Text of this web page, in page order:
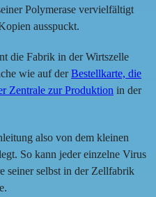
Polymerase vervielfältigt
ausspuckt.
die Fabrik in der Wirtszelle
wie auf derBestellkarte, die
Zentrale zur Produktion in der
also von dem kleinen
So kann jeder einzelne Virus
seiner selbst in der Zellfabrik